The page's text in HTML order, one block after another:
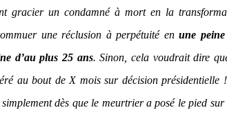
gracier un condamné à mort en la
une réclusion à perpétuité enune peine
d’au plus 25 ans. Sinon, cela voudrait dire
au bout de X mois sur décision présidentielle
dès que le meurtrier a posé le pied sur